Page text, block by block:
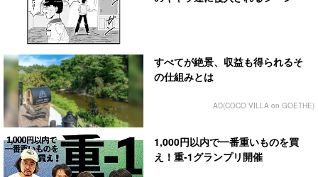
すべてが絶景、収益も得られるそ
の仕組みとは
AD(COCO VILLA on GOETHE)
1,000円以内で一番重いものを買
え！重-1グランプリ開催